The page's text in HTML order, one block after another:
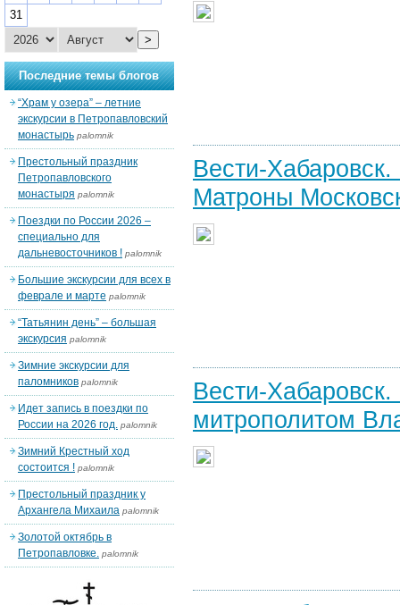
Вести-
Матроны
Вести-
митрополитом
31
>
Последние темы блогов
“Храм у озера” – летние
экскурсии в Петропавловский
монастырь palomnik
Престольный праздник
Петропавловского
монастыря palomnik
Поездки по России 2026 –
специально для
дальневосточников ! palomnik
Большие экскурсии для всех в
феврале и марте palomnik
“Татьянин день” – большая
экскурсия palomnik
Зимние экскурсии для
паломников palomnik
Идет запись в поездки по
России на 2026 год. palomnik
Зимний Крестный ход
состоится ! palomnik
Престольный праздник у
Архангела Михаила palomnik
Золотой октябрь в
Петропавловке. palomnik